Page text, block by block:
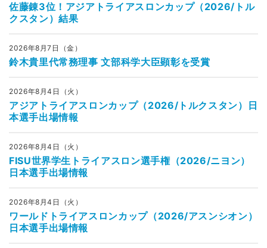
佐藤錬3位！アジアトライアスロンカップ（2026/トル
クスタン）結果
2026年8月7日（金）
鈴木貴里代常務理事 文部科学大臣顕彰を受賞
2026年8月4日（火）
アジアトライアスロンカップ（2026/トルクスタン）日
本選手出場情報
2026年8月4日（火）
FISU世界学生トライアスロン選手権（2026/ニヨン）
日本選手出場情報
2026年8月4日（火）
ワールドトライアスロンカップ（2026/アスンシオン）
日本選手出場情報